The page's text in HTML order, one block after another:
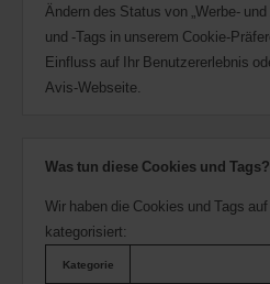
Ändern des Status von „Werbe-
und -Tags in unserem Cookie-
Einfluss auf Ihr Benutzererlebnis
Avis-Webseite.
Was tun diese Cookies und Tags?
Wir haben die Cookies und Tags
kategorisiert:
Kategorie